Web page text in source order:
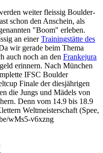
weiter fleissig Boulder-
schon den Anschein, als
"Boom" erleben.
an einerTrainingstätte des
wir gerade beim Thema
auch noch an den Frankejura
erinnern. Nach München
IFSC Boulder
Finale der diesjährigen
die Jungs und Mädels von
Denn vom 14.9 bis 18.9
Weltmeisterschaft (Spee,
wMs5-v6xzng